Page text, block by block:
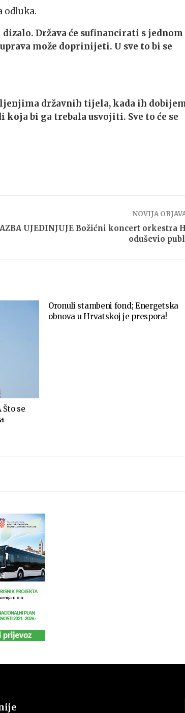
odluka.
Država će sufinancirati s jednom
može doprinijeti. U sve to bi se
državnih tijela, kada ih
koja bi ga trebala usvojiti. Sve to će se
NOVIJA
UJEDINJUJE Božićni koncert orkestra
oduševio
Što se
Oronuli stambeni fond; Energetska
obnova u Hrvatskoj je prespora!